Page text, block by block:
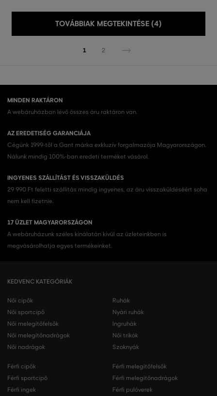
TOVÁBBIAK MEGTEKINTÉSE (4)
1 2
MINDEN RAKTÁRON
A webáruházban lévő összes áru raktáron van.
AZ EREDETISÉG GARANCIÁJA
Cégünk 1999-től a Gant márka exkluzív forgalmazója Magyarországon.
Nálunk mindig 100%-ban eredeti terméket vásárol.
INGYENES SZÁLLÍTÁST ÉS VISSZAKÜLDÉS
29 990 Ft feletti szállítás mindig ingyenes, az áru visszaküldéséért soha
nem kell fizetnie.
17 ÜZLET MAGYARORSZÁGON
A webáruházunk széles kínálatán kívül az üzleteinkben is
megvásárolhatja egyes termékeinket.
KEDVENC KATEGÓRIÁK
Női cipők
Női sportcipő
Női melegítőfelsők
Női melegítőnadrágok
Női nadrágok
Ruhák
Nyári ruhák
Ingruhák
Női trikók
Szoknyák
Férfi cipők
Férfi sportcipő
Férfi ingek
Férfi melegítőfelsők
Férfi melegítőnadrágok
Férfi pulóverek